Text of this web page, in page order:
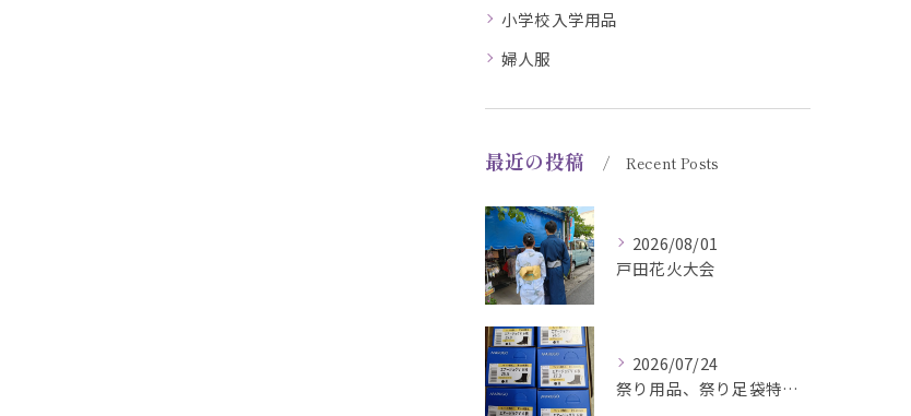
小学校入学用品
婦人服
最近の投稿 Recent Posts
2026/08/01
戸田花火大会
2026/07/24
祭り用品、祭り足袋特価販売中